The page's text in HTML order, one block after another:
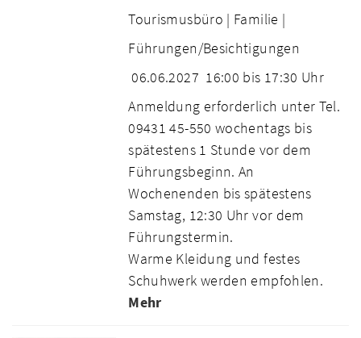
Tourismusbüro | Familie |
Führungen/Besichtigungen
06.06.2027 16:00 bis 17:30 Uhr
Anmeldung erforderlich unter Tel.
09431 45-550 wochentags bis
spätestens 1 Stunde vor dem
Führungsbeginn. An
Wochenenden bis spätestens
Samstag, 12:30 Uhr vor dem
Führungstermin.
Warme Kleidung und festes
Schuhwerk werden empfohlen.
Mehr